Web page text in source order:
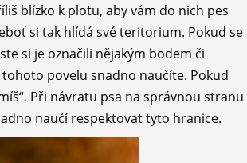
blízko k plotu, aby vám do nich pes
si tak hlídá své teritorium. Pokud se
si je označili nějakým bodem či
povelu snadno naučíte. Pokud
Při návratu psa na správnou stranu
naučí respektovat tyto hranice.